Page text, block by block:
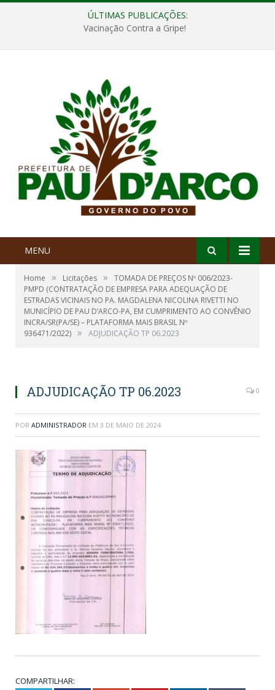
ÚLTIMAS PUBLICAÇÕES:
Vacinação Contra a Gripe!
MENU
Home » Licitações »
TOMADA DE PREÇOS Nº 006/2023-
PMPD (CONTRATAÇÃO DE EMPRESA PARA ADEQUAÇÃO DE
ESTRADAS VICINAIS NO PA. MAGDALENA NICOLINA RIVETTI NO
MUNICÍPIO DE PAU D’ARCO-PA, EM CUMPRIMENTO AO CONVÊNIO
INCRA/SR(PA/SE) – PLATAFORMA MAIS BRASIL Nº
936471/2022) » ADJUDICAÇÃO TP 06.2023
ADJUDICAÇÃO TP 06.2023 0
POR ADMINISTRADOR EM 3 DE MAIO DE 2024
COMPARTILHAR: